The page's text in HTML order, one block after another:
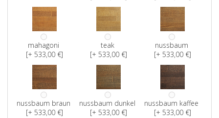
mahagoni
[+ 533,00 €]
teak
[+ 533,00 €]
nussbaum
[+ 533,00 €]
nussbaum braun
[+ 533,00 €]
nussbaum dunkel
[+ 533,00 €]
nussbaum kaffee
[+ 533,00 €]